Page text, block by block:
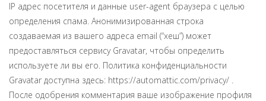
IP адрес посетителя и данные user-agent браузера с целью
определения спама. Анонимизированная строка
создаваемая из вашего адреса email (“хеш”) может
предоставляться сервису Gravatar, чтобы определить
используете ли вы его. Политика конфиденциальности
Gravatar доступна здесь: https://automattic.com/privacy/ .
После одобрения комментария ваше изображение профиля